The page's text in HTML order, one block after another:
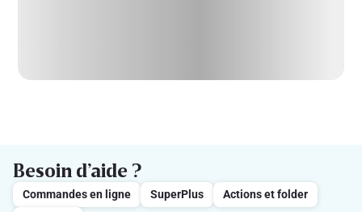
Besoin d’aide ?
Commandes en ligne SuperPlus
Actions et folder